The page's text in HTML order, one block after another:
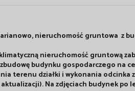
nieruchomość gruntowa z
nieruchomość gruntową
budynku gospodarczego na
terenu działki i wykonania
Na zdjęciach budynek po